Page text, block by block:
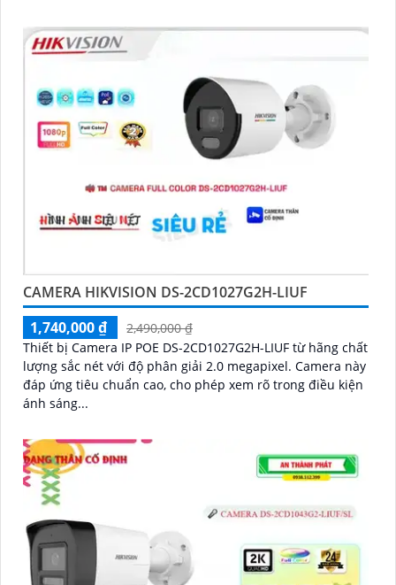
CAMERA HIKVISION DS-2CD1027G2H-LIUF
1,740,000 ₫
2,490,000 ₫
Thiết bị Camera IP POE DS-2CD1027G2H-LIUF từ hãng chất
lượng sắc nét với độ phân giải 2.0 megapixel. Camera này
đáp ứng tiêu chuẩn cao, cho phép xem rõ trong điều kiện
ánh sáng...